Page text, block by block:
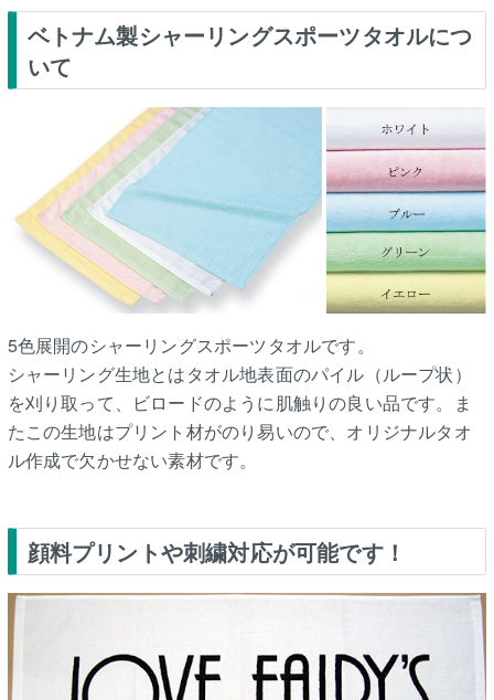
ベトナム製シャーリングスポーツタオルにつ
いて
5色展開のシャーリングスポーツタオルです。
シャーリング生地とはタオル地表面のパイル（ループ状）
を刈り取って、ビロードのように肌触りの良い品です。ま
たこの生地はプリント材がのり易いので、オリジナルタオ
ル作成で欠かせない素材です。
顔料プリントや刺繍対応が可能です！